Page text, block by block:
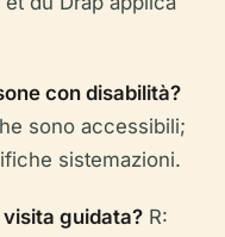
con disabilità?
sono accessibili;
sistemazioni.
visita guidata? R: